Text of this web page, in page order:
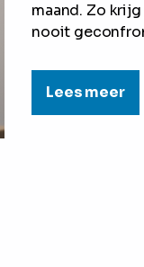
maand. Zo
nooit
Lees meer